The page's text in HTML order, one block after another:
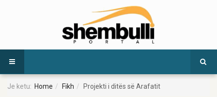
Je ketu: Home Fikh Projekti i ditës së Arafatit